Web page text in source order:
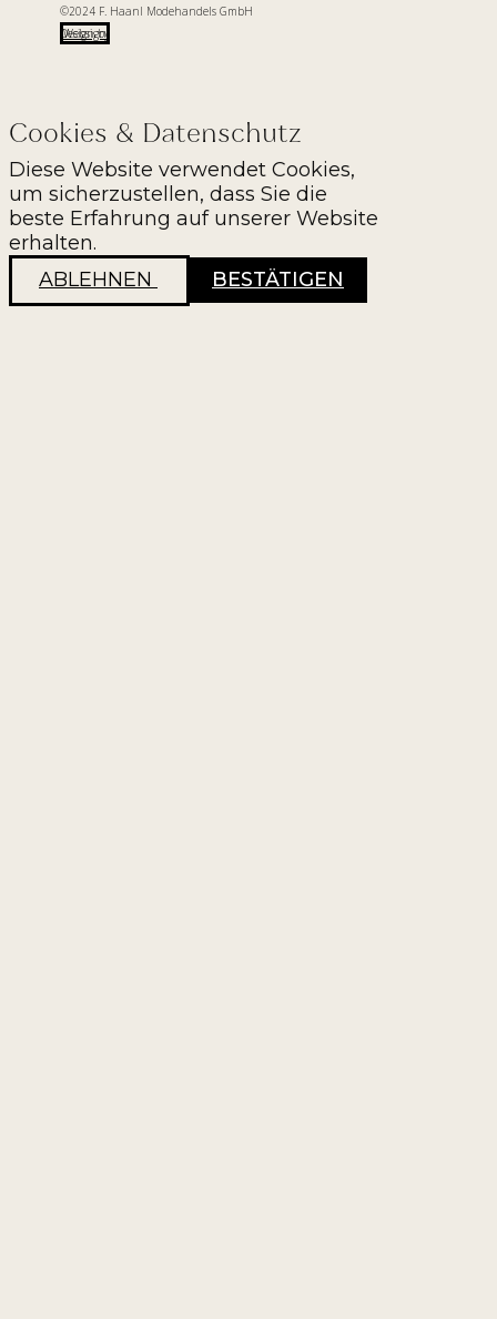
©2024 F. Haanl Modehandels GmbH
Websign
Design by
Cookies & Datenschutz
Diese Website verwendet Cookies,
um sicherzustellen, dass Sie die
beste Erfahrung auf unserer Website
erhalten.
ABLEHNEN
BESTÄTIGEN